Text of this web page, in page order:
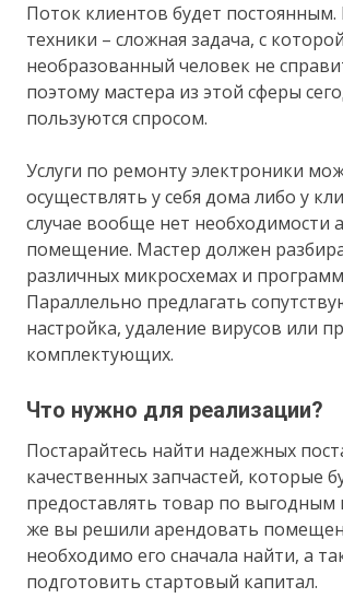
Поток клиентов будет
техники – сложная задача, с которой
необразованный человек не
поэтому мастера из этой сферы
пользуются спросом.
Услуги по ремонту электроники
осуществлять у себя дома либо у
случае вообще нет необходимости
помещение. Мастер должен
различных микросхемах и
Параллельно предлагать
настройка, удаление вирусов или
комплектующих.
Что нужно для реализации?
Постарайтесь найти надежных
качественных запчастей, которые
предоставлять товар по выгодным
же вы решили арендовать
необходимо его сначала найти, а
подготовить стартовый капитал.